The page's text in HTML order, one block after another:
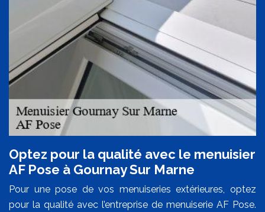
Optez pour la qualité avec le menuisier
AF Pose à Gournay Sur Marne
Pour une pose de vos menuiseries extérieures, optez
pour la qualité avec l’entreprise de menuiserie AF Pose.